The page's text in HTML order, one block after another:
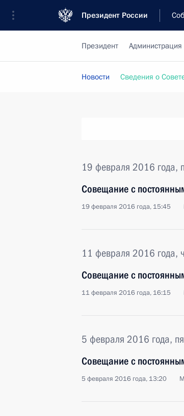
Президент России
Президент Администрация
Новости Сведения о
19 февраля 2016 года,
Совещание с
19 февраля 2016 года, 15:45
11 февраля 2016 года,
Совещание с
11 февраля 2016 года, 16:15
5 февраля 2016 года,
Совещание с
5 февраля 2016 года, 13:20